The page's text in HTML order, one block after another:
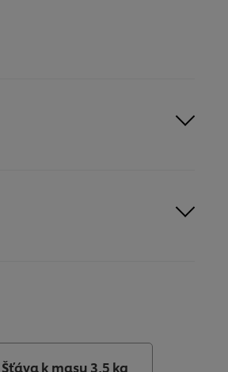
k masu 3,5 kg